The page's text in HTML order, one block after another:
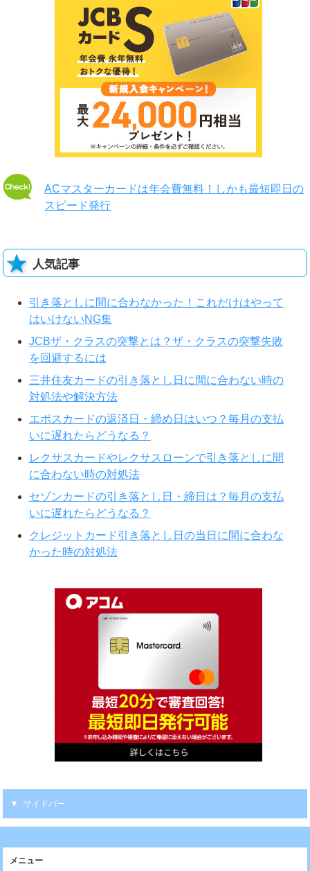
ACマスターカードは年会費無料！しかも最短即日の
スピード発行
人気記事
引き落としに間に合わなかった！これだけはやって
はいけないNG集
JCBザ・クラスの突撃とは？ザ・クラスの突撃失敗
を回避するには
三井住友カードの引き落とし日に間に合わない時の
対処法や解決方法
エポスカードの返済日・締め日はいつ？毎月の支払
いに遅れたらどうなる？
レクサスカードやレクサスローンで引き落としに間
に合わない時の対処法
セゾンカードの引き落とし日・締日は？毎月の支払
いに遅れたらどうなる？
クレジットカード引き落とし日の当日に間に合わな
かった時の対処法
サイドバー
メニュー